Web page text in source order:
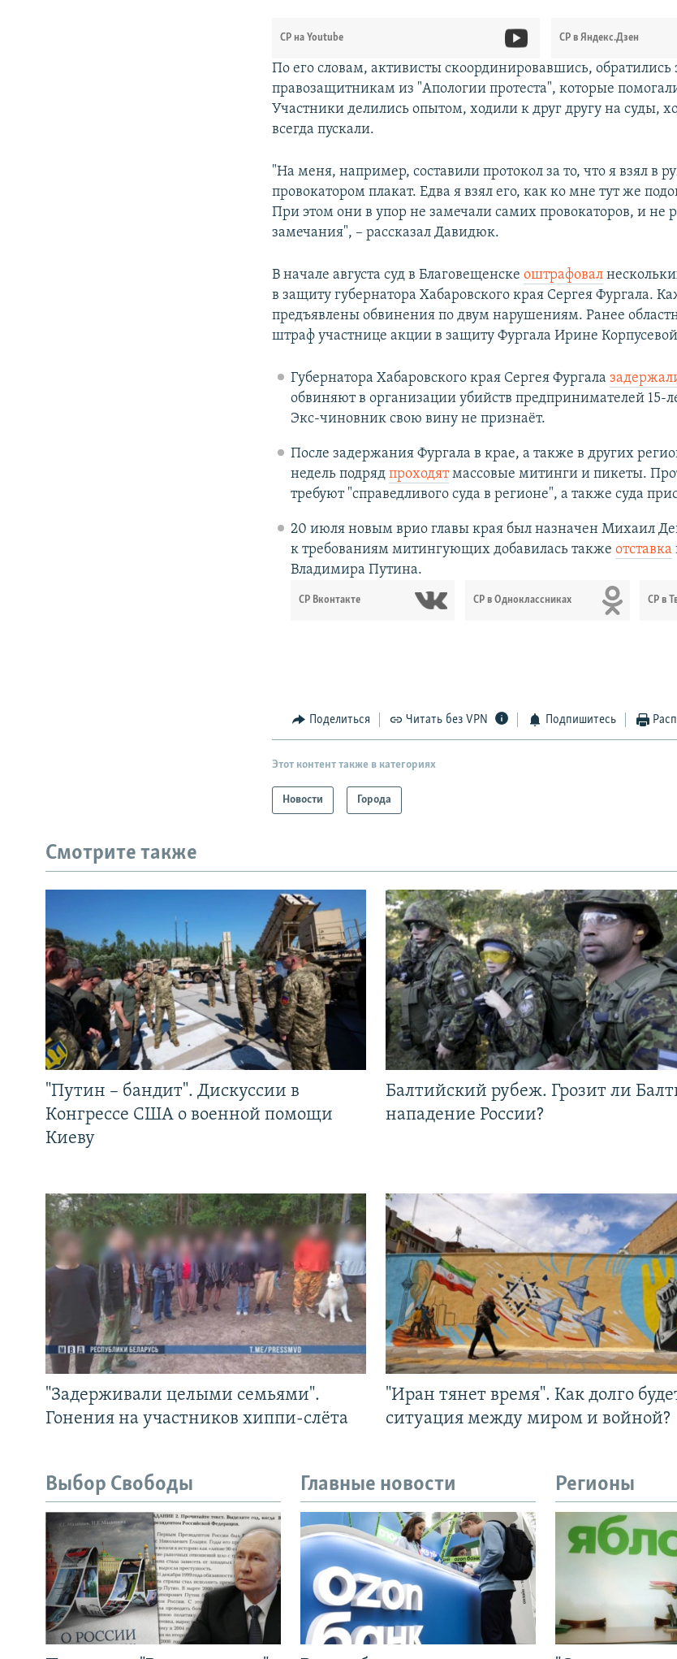
СР на Youtube СР в Яндекс.Дзен
По его словам, активисты скоординировавшись,
правозащитникам из "Апологии протеста", которые
Участники делились опытом, ходили к друг другу на суды,
всегда пускали.
"На меня, например, составили протокол за то, что я взял в
провокатором плакат. Едва я взял его, как ко мне тут же
При этом они в упор не замечали самих провокаторов, и не
замечания", – рассказал Давидюк.
В начале августа суд в Благовещенскеоштрафовал
в защиту губернатора Хабаровского края Сергея Фургала.
предъявлены обвинения по двум нарушениям. Ранее
штраф участнице акции в защиту Фургала Ирине
Губернатора Хабаровского края Сергея Фургала
обвиняют в организации убийств предпринимателей 15-
Экс-чиновник свою вину не признаёт.
После задержания Фургала в крае, а также в других
недель подряд проходятмассовые митинги и пикеты.
требуют "справедливого суда в регионе", а также суда
20 июля новым врио главы края был назначен Михаил
к требованиям митингующих добавилась также отставка
Владимира Путина.
СР Вконтакте СР в Одноклассниках СР в
Поделиться Читать без VPN Подпишитесь
Этот контент также в категориях
Новости Города
Смотрите также
"Путин – бандит". Дискуссии в
Конгрессе США о военной помощи
Киеву
Балтийский рубеж. Грозит ли
нападение России?
"Задерживали целыми семьями".
Гонения на участников хиппи-слёта
"Иран тянет время". Как долго
ситуация между миром и войной?
Выбор Свободы Главные новости Регионы